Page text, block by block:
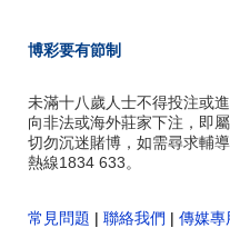
博彩要有節制
未滿十八歲人士不得投注或進
向非法或海外莊家下注，即
切勿沉迷賭博，如需尋求輔
熱線1834 633。
常見問題 | 聯絡我們 | 傳媒專